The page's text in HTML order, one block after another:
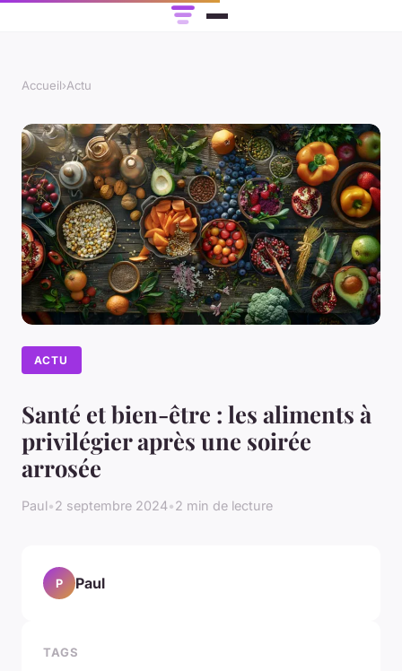
Accueil›Actu
ACTU
Santé et bien-être : les aliments à
privilégier après une soirée
arrosée
Paul•2 septembre 2024•2 min de lecture
P Paul
TAGS